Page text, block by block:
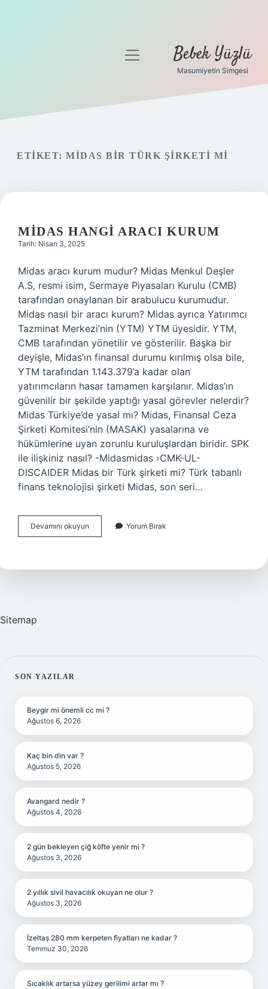
Gizlilik Politikası
menüyü
Bebek Yüzlü
Masumiyetin Simgesi
ETIKET: MIDAS BIR TÜRK ŞIRKETI MI
MIDAS HANGI ARACI KURUM
Tarih: Nisan 3, 2025
Midas aracı kurum mudur? Midas Menkul Deşler
A.S, resmi isim, Sermaye Piyasaları Kurulu (CMB)
tarafından onaylanan bir arabulucu kurumudur.
Midas nasıl bir aracı kurum? Midas ayrıca Yatırımcı
Tazminat Merkezi’nin (YTM) YTM üyesidir. YTM,
CMB tarafından yönetilir ve gösterilir. Başka bir
deyişle, Midas’ın finansal durumu kırılmış olsa bile,
YTM tarafından 1.143.379’a kadar olan
yatırımcıların hasar tamamen karşılanır. Midas’ın
güvenilir bir şekilde yaptığı yasal görevler nelerdir?
Midas Türkiye’de yasal mı? Midas, Finansal Ceza
Şirketi Komitesi’nin (MASAK) yasalarına ve
hükümlerine uyan zorunlu kuruluşlardan biridir. SPK
ile ilişkiniz nasıl? -Midasmidas ›CMK-UL-
DISCAIDER Midas bir Türk şirketi mi? Türk tabanlı
finans teknolojisi şirketi Midas, son seri…
Devamını okuyun
Hangi
Yorum Bırak
Sitemap
SIDEBAR
SON YAZILAR
Beygir mi önemli cc mi ?
Ağustos 6, 2026
Kaç bin din var ?
Ağustos 5, 2026
Avangard nedir ?
Ağustos 4, 2026
2 gün bekleyen çiğ köfte yenir mi ?
Ağustos 3, 2026
2 yıllık sivil havacılık okuyan ne olur ?
Ağustos 3, 2026
İzeltaş 280 mm kerpeten fiyatları ne kadar ?
Temmuz 30, 2026
Sıcaklık artarsa yüzey gerilimi artar mı ?